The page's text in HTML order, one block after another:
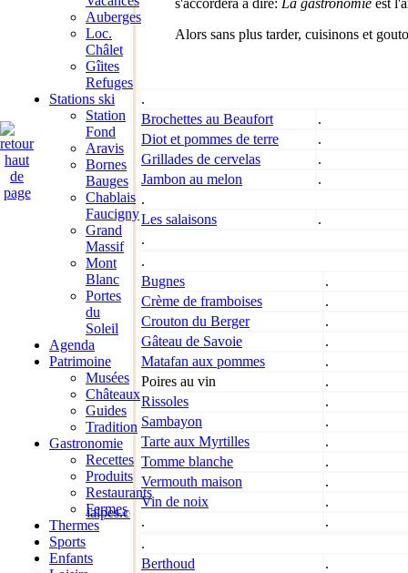
ialpes.com
Mentions
Auberges
Loc.
Châlet
Gîites
Refuges
Stations ski
Station
Fond
Aravis
Bornes
Bauges
Chablais
Faucigny
Grand
Massif
Mont
Blanc
Portes
du
Soleil
Agenda
Patrimoine
Musées
Châteaux
Guides
Tradition
Gastronomie
Recettes
Produits
Restaurants
Fermes
Thermes
Sports
Enfants
s'accordera à dire: La gastronomie est
Alors sans plus tarder, cuisinons et
.
Brochettes au Beaufort
.
Diot et pommes de terre
.
Grillades de cervelas
.
Jambon au melon
.
.
Les salaisons
.
.
.
Bugnes
.
Crème de framboises
.
Crouton du Berger
.
Gâteau de Savoie
.
Matafan aux pommes
.
Poires au vin
.
Rissoles
.
Sambayon
.
Tarte aux Myrtilles
.
Tomme blanche
.
Vermouth maison
.
Vin de noix
.
.
.
.
Berthoud
.